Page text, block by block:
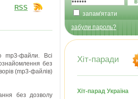
RSS
mp3-файли.
Всі
без
(mp3-файлів)
без дозволу
запам'ятати
забули пароль?
Хіт-паради
Хіт-парад Україна